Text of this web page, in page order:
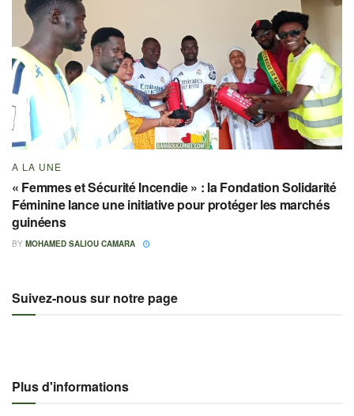
A LA UNE
« Femmes et Sécurité Incendie » : la Fondation Solidarité
Féminine lance une initiative pour protéger les marchés
guinéens
BY MOHAMED SALIOU CAMARA
Suivez-nous sur notre page
Plus d'informations